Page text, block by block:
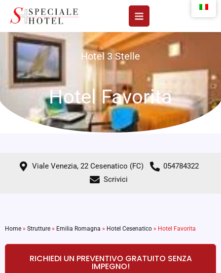
contenuto
Hotel 3 Stelle
Hotel Favorita
Viale Venezia, 22 Cesenatico (FC)
054784322
Scrivici
Home » Strutture » Emilia Romagna » Hotel Cesenatico » Hotel Favorita
RICHIEDI UN PREVENTIVO GRATUITO SENZA
IMPEGNO!